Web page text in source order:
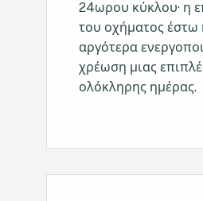
24ωρου κύκλου· η
του οχήματος έστω
αργότερα
χρέωση μιας
ολόκληρης ημέρας.